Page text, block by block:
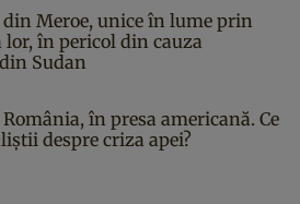
Meroe, unice în lume prin
în pericol din cauza
Sudan
în presa americană. Ce
despre criza apei?